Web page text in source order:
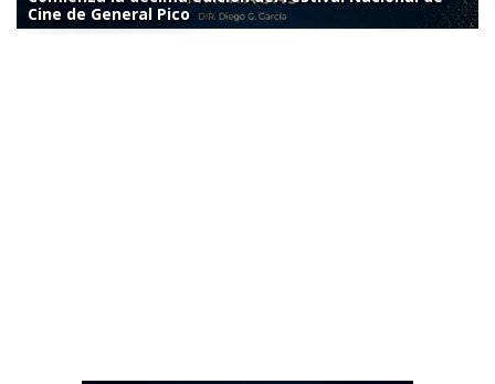
Cine de General Pico